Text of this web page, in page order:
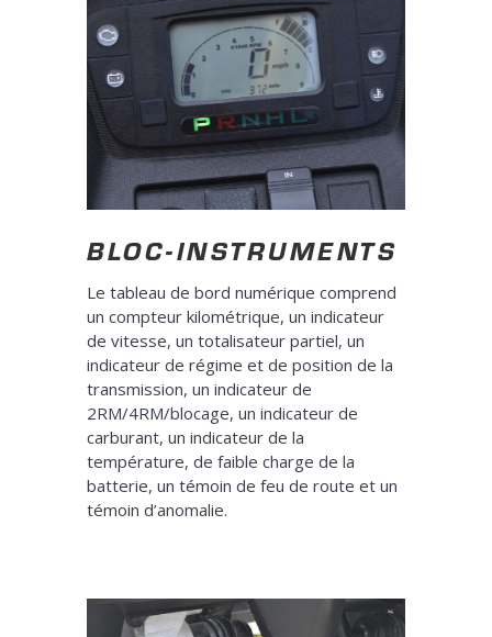
BLOC-INSTRUMENTS
Le tableau de bord numérique comprend
un compteur kilométrique, un indicateur
de vitesse, un totalisateur partiel, un
indicateur de régime et de position de la
transmission, un indicateur de
2RM/4RM/blocage, un indicateur de
carburant, un indicateur de la
température, de faible charge de la
batterie, un témoin de feu de route et un
témoin d’anomalie.